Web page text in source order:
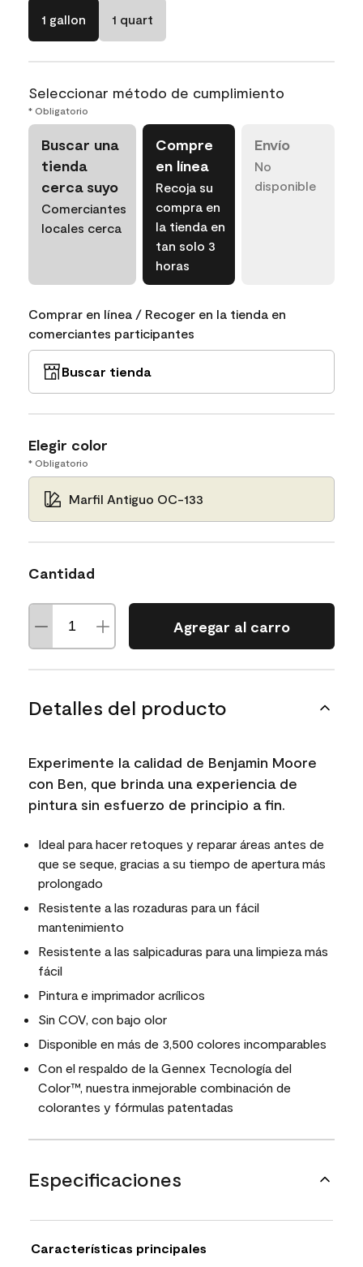
1 gallon 1 quart
Seleccionar método de cumplimiento
* Obligatorio
Buscar una
tienda
cerca suyo
Comerciantes
locales cerca
Compre
en línea
Recoja su
compra en
la tienda en
tan solo 3
horas
Envío
No
disponible
Comprar en línea / Recoger en la tienda en
comerciantes participantes
Buscar tienda
Elegir color
* Obligatorio
Marfil Antiguo OC-133
Cantidad
Agregar al carro
Detalles del producto
Experimente la calidad de Benjamin Moore
con Ben, que brinda una experiencia de
pintura sin esfuerzo de principio a fin.
Ideal para hacer retoques y reparar áreas antes de
que se seque, gracias a su tiempo de apertura más
prolongado
Resistente a las rozaduras para un fácil
mantenimiento
Resistente a las salpicaduras para una limpieza más
fácil
Pintura e imprimador acrílicos
Sin COV, con bajo olor
Disponible en más de 3,500 colores incomparables
Con el respaldo de la Gennex Tecnología del
Color™, nuestra inmejorable combinación de
colorantes y fórmulas patentadas
Especificaciones
Características principales